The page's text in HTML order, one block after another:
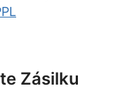
Zásilku